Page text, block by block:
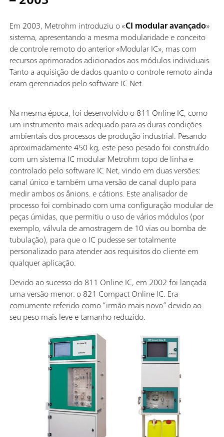
Em 2003, Metrohm introduziu o «CI modular avançado»
sistema, apresentando a mesma modularidade e conceito
de controle remoto do anterior «Modular IC», mas com
recursos aprimorados adicionados aos módulos individuais.
Tanto a aquisição de dados quanto o controle remoto ainda
eram gerenciados pelo software IC Net.
Na mesma época, foi desenvolvido o 811 Online IC, como
um instrumento mais adequado para as duras condições
ambientais dos processos de produção industrial. Pesando
aproximadamente 450 kg, este peso pesado foi construído
com um sistema IC modular Metrohm topo de linha e
controlado pelo software IC Net, vindo em duas versões:
canal único e também uma versão de canal duplo para
medir ambos os ânions. e cátions. Este analisador de
processo foi combinado com uma configuração modular de
peças úmidas, que permitiu o uso de vários módulos (por
exemplo, válvula de amostragem de 10 vias ou bomba de
tubulação), para que o IC pudesse ser totalmente
personalizado para atender aos requisitos do cliente em
qualquer aplicação.
Devido ao sucesso do 811 Online IC, em 2002 foi lançada
uma versão menor: o 821 Compact Online IC. Era
comumente referido como “irmão mais novo” devido ao
seu peso mais leve e tamanho reduzido.